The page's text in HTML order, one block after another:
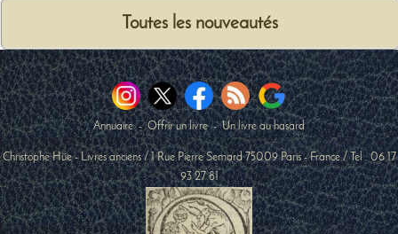
Toutes les nouveautés
Annuaire-Offrir un livre-Un livre au hasard
Christophe Hüe - Livres anciens /1 Rue Pierre Semard 75009 Paris-France / Tel :06 17
93 27 81